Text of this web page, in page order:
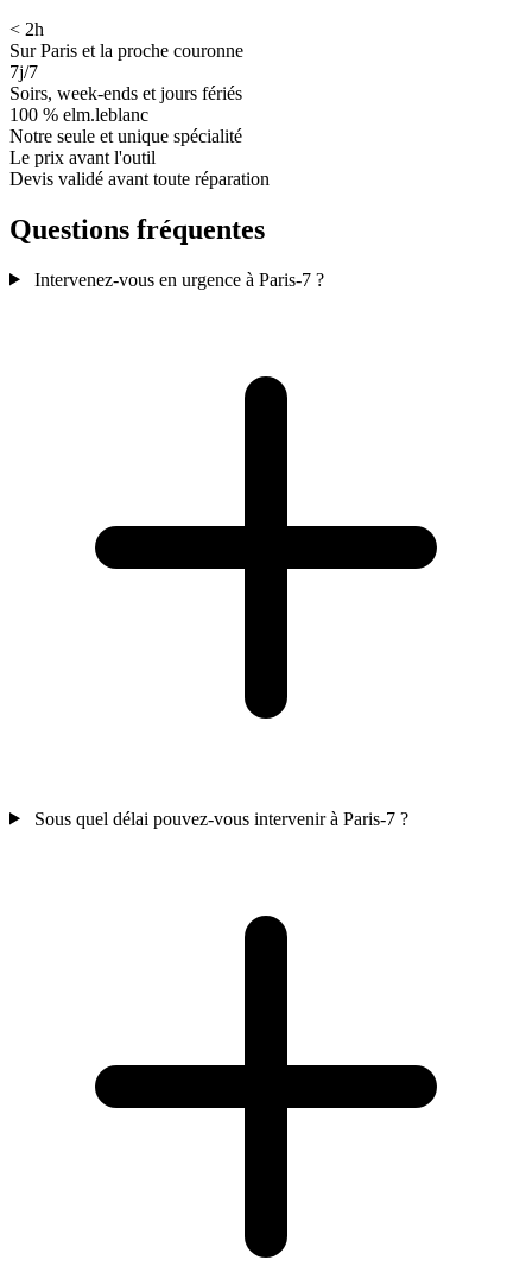
< 2h
Sur Paris et la proche couronne
7j/7
Soirs, week-ends et jours fériés
100 % elm.leblanc
Notre seule et unique spécialité
Le prix avant l'outil
Devis validé avant toute réparation
Questions fréquentes
Intervenez-vous en urgence à Paris-7 ?
Sous quel délai pouvez-vous intervenir à Paris-7 ?